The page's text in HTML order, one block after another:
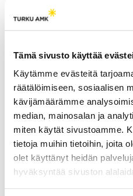
Tämä sivusto käyttää
Käytämme evästeitä
räätälöimiseen, sosiaalisen
kävijämäärämme
median, mainosalan ja
miten käytät sivustoamme.
tietoja muihin tietoihin, joita
olet käyttänyt heidän
hyväksyntää sivuston